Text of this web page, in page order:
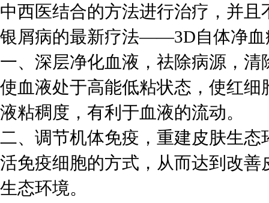
中西医结合的方法进行治疗，并
银屑病的最新疗法——3D自体净血
一、深层净化血液，祛除病源，
使血液处于高能低粘状态，使红
液粘稠度，有利于血液的流动。
二、调节机体免疫，重建皮肤生
活免疫细胞的方式，从而达到改
生态环境。